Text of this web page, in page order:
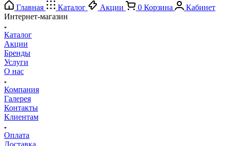
Главная
Каталог Акции 0 Корзина
Кабинет
Интернет-магазин
Каталог
Акции
Бренды
Услуги
О нас
Компания
Галерея
Контакты
Клиентам
Оплата
Доставка